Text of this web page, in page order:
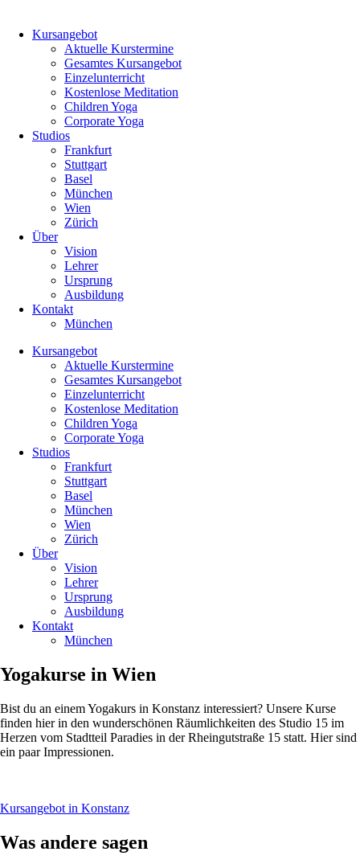
Kursangebot
Aktuelle Kurstermine
Gesamtes Kursangebot
Einzelunterricht
Kostenlose Meditation
Children Yoga
Corporate Yoga
Studios
Frankfurt
Stuttgart
Basel
München
Wien
Zürich
Über
Vision
Lehrer
Ursprung
Ausbildung
Kontakt
München
Kursangebot
Aktuelle Kurstermine
Gesamtes Kursangebot
Einzelunterricht
Kostenlose Meditation
Children Yoga
Corporate Yoga
Studios
Frankfurt
Stuttgart
Basel
München
Wien
Zürich
Über
Vision
Lehrer
Ursprung
Ausbildung
Kontakt
München
Yogakurse in Wien
Bist du an einem Yogakurs in Konstanz interessiert? Unsere Kurse
finden hier in den wunderschönen Räumlichkeiten des Studio 15 im
Herzen vom Stadtteil Paradies in der Rheingutstraße 15 statt. Hier sind
ein paar Impressionen.
Kursangebot in Konstanz
Was andere sagen